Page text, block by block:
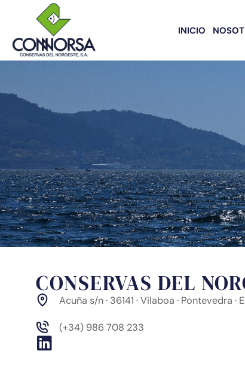
INICIO
CONSERVAS DEL
Acuña s/n · 36141 · Vilaboa · Pontevedra ·
(+34) 986 708 233